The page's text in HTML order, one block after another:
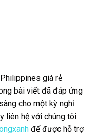
giá rẻ
bài viết đã đáp ứng
cho một kỳ nghỉ
liên hệ với chúng tôi
để được hỗ trợ